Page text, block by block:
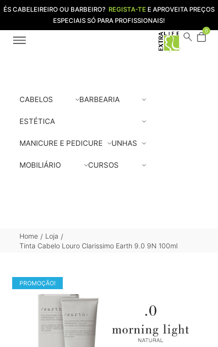
ÉS CABELEIREIRO OU BARBEIRO? REGISTA-TE E APROVEITA PREÇOS
ESPECIAIS SÓ PARA PROFISSIONAIS!
CABELOS BARBEARIA
ESTÉTICA
MANICURE E PEDICURE UNHAS
MOBILIÁRIO CURSOS
0
Home / Loja /
Tinta Cabelo Louro Clarissimo Earth 9.0 9N 100ml
PROMOÇÃO!